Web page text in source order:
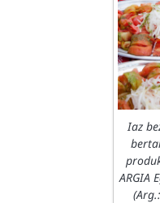
Iaz
ARGIA